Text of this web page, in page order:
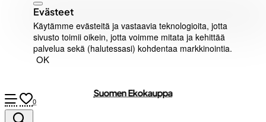
Evästeet
Käytämme evästeitä ja vastaavia teknologioita, jotta
sivusto toimii oikein, jotta voimme mitata ja kehittää
palvelua sekä (halutessasi) kohdentaa markkinointia.
OK
Suomen Ekokauppa
0